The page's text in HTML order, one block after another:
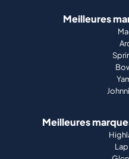
Meilleures
Meilleures